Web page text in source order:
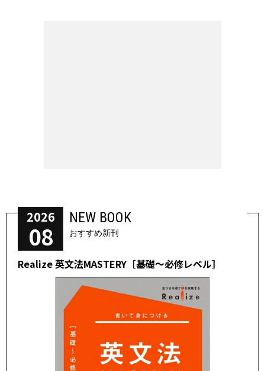
2026
08
NEW BOOK
おすすめ新刊
Realize 英文法MASTERY［基礎～必修レベル］